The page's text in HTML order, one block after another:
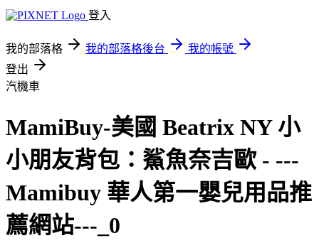
登入
我的部落格 我的部落格後台
我的帳號
登出
汽機車
MamiBuy-美國 Beatrix NY 小
小朋友背包：鯊魚奈吉歐 - ---
Mamibuy 華人第一嬰兒用品推
薦網站---_0